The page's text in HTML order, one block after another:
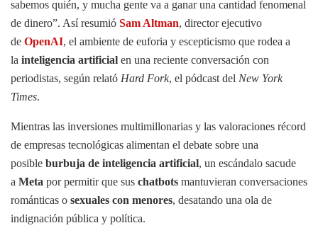
sabemos quién, y mucha gente va a ganar una cantidad fenomenal
de dinero”. Así resumió Sam Altman, director ejecutivo
de OpenAI, el ambiente de euforia y escepticismo que rodea a
la inteligencia artificial en una reciente conversación con
periodistas, según relató Hard Fork, el pódcast del New York
Times.
Mientras las inversiones multimillonarias y las valoraciones récord
de empresas tecnológicas alimentan el debate sobre una
posible burbuja de inteligencia artificial, un escándalo sacude
a Meta por permitir que sus chatbots mantuvieran conversaciones
románticas o sexuales con menores, desatando una ola de
indignación pública y política.